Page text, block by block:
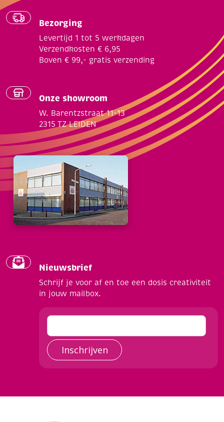
Bezorging
Levertijd 1 tot 5 werkdagen
Verzendkosten € 6,95
Boven € 99,- gratis verzending
Onze showroom
W. Barentzstraat 11-13
2315 TZ LEIDEN
Nieuwsbrief
Schrijf je voor af en toe een dosis creativiteit
in jouw mailbox.
Inschrijven